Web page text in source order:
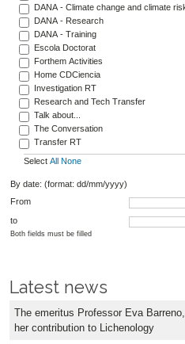
DANA - Climate change and climate
DANA - Research
DANA - Training
Escola Doctorat
Forthem Activities
Home CDCiencia
Investigation RT
Research and Tech Transfer
Talk about...
The Conversation
Transfer RT
Select All None
By date: (format: dd/mm/yyyy)
From
to
Both fields must be filled
Latest news
The emeritus Professor Eva
her contribution to Lichenology